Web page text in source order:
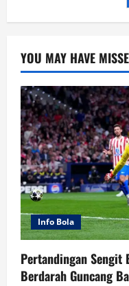
YOU MAY HAVE
Info Bola
Pertandingan Sengit
Berdarah Guncang